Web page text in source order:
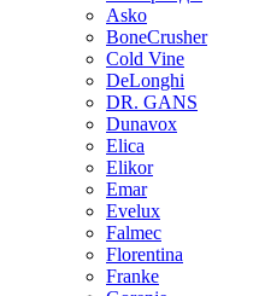
Asko
BoneCrusher
Cold Vine
DeLonghi
DR. GANS
Dunavox
Elica
Elikor
Emar
Evelux
Falmec
Florentina
Franke